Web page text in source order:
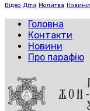
Відео Діти Молитва Новини
Головна
Контакти
Новини
Про парафію